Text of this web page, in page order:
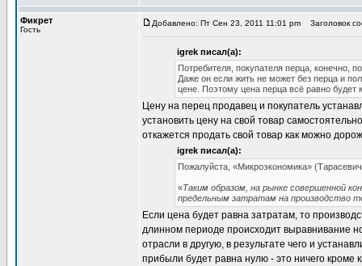
Фикрет
Гость
Добавлено: Пт Сен 23, 2011 11:01 pm Заголовок
igrek писал(а):
Потребителя, покупателя перца, конечно,
Даже он если жить не может без перца и
цене. Поэтому цена перца всё равно будет
Цену на перец продавец и покупатель
установить цену на свой товар
откажется продать свой товар как можно
igrek писал(а):
Пожалуйста, «Микроэкономика»
«Таким образом, на рынке совершенной
предельным затратам на производство
Если цена будет равна затратам, то
длинном периоде происходит выравнивание
отрасли в другую, в результате чего и
прибыли будет равна нулю - это ничего кроме